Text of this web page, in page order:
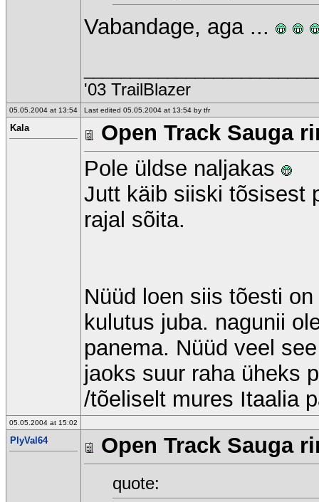
Vabandage, aga ...
'03 TrailBlazer
05.05.2004 at 13:54 Last edited 05.05.2004 at 13:54 by tfr
Kala
Open Track Sauga
Pole üldse naljakas
Jutt käib siiski tõsisest
rajal sõita.
Nüüd loen siis tõesti
kulutus juba. nagunii
panema. Nüüd veel
jaoks suur raha üheks
/tõeliselt mures Itaalia
05.05.2004 at 15:02
PlyVal64 Open Track Sauga
quote: